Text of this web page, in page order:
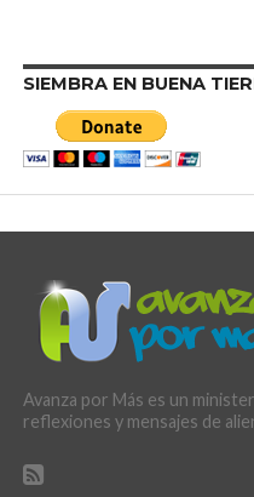
SIEMBRA EN BUENA
Avanza por Más es un
reflexiones y mensajes de